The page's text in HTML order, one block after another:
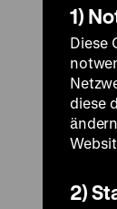
1)
Diese
diese
2)